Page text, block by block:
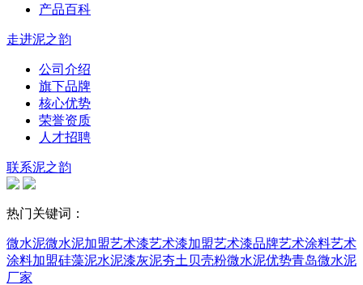
产品百科
走进泥之韵
公司介绍
旗下品牌
核心优势
荣誉资质
人才招聘
联系泥之韵
热门关键词：
微水泥微水泥加盟艺术漆艺术漆加盟艺术漆品牌艺术涂料艺术
涂料加盟硅藻泥水泥漆灰泥夯土 贝壳粉微水泥优势青岛微水泥
厂家